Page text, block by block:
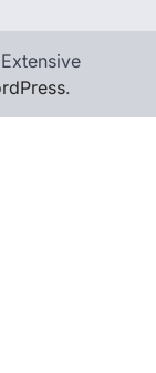
Extensive
.